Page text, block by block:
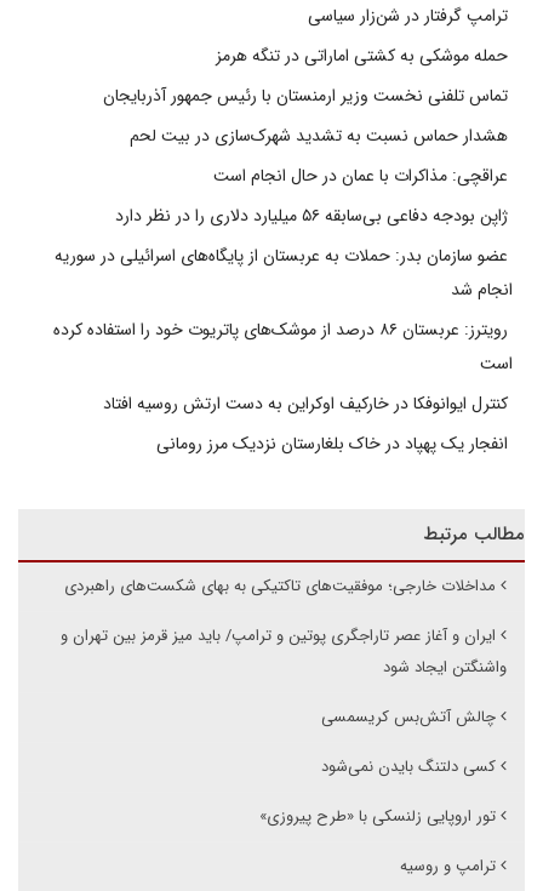
ترامپ گرفتار در شن‌زار سیاسی
حمله موشکی به کشتی اماراتی در تنگه هرمز
تماس تلفنی نخست وزیر ارمنستان با رئیس جمهور آذربایجان
هشدار حماس نسبت به تشدید شهرک‌سازی در بیت‌ لحم
عراقچی: مذاکرات با عمان در حال انجام است
ژاپن بودجه دفاعی بی‌سابقه ۵۶ میلیارد دلاری را در نظر دارد
عضو سازمان بدر: حملات به عربستان از پایگاه‌های اسرائیلی در سوریه
انجام شد
رویترز: عربستان ۸۶ درصد از موشک‌های پاتریوت خود را استفاده کرده
است
کنترل ایوانوفکا در خارکیف اوکراین به دست ارتش روسیه افتاد
انفجار یک پهپاد در خاک بلغارستان نزدیک مرز رومانی
مطالب مرتبط
مداخلات خارجی؛ موفقیت‌های تاکتیکی به بهای شکست‌های راهبردی
ایران و آغاز عصر تاراجگری پوتین و ترامپ/ باید میز قرمز بین تهران و
واشنگتن ایجاد شود
چالش آتش‌بس کریسمسی
کسی دلتنگ بایدن نمی‌شود
تور اروپایی زلنسکی با «طرح پیروزی»
ترامپ و روسیه